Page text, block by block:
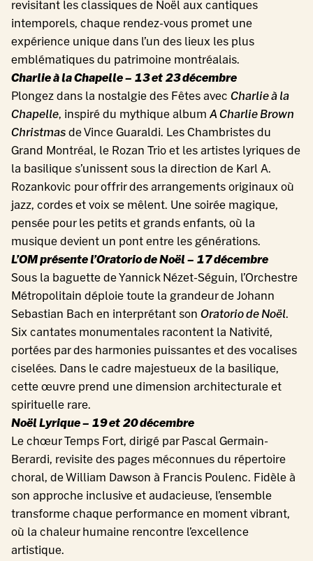
revisitant les classiques de Noël aux cantiques
intemporels, chaque rendez-vous promet une
expérience unique dans l’un des lieux les plus
emblématiques du patrimoine montréalais.
Charlie à la Chapelle – 13 et 23 décembre
Plongez dans la nostalgie des Fêtes avec Charlie à la
Chapelle, inspiré du mythique album A Charlie Brown
Christmas de Vince Guaraldi. Les Chambristes du
Grand Montréal, le Rozan Trio et les artistes lyriques de
la basilique s’unissent sous la direction de Karl A.
Rozankovic pour offrir des arrangements originaux où
jazz, cordes et voix se mêlent. Une soirée magique,
pensée pour les petits et grands enfants, où la
musique devient un pont entre les générations.
L’OM présente l’Oratorio de Noël – 17 décembre
Sous la baguette de Yannick Nézet-Séguin, l’Orchestre
Métropolitain déploie toute la grandeur de Johann
Sebastian Bach en interprétant son Oratorio de Noël.
Six cantates monumentales racontent la Nativité,
portées par des harmonies puissantes et des vocalises
ciselées. Dans le cadre majestueux de la basilique,
cette œuvre prend une dimension architecturale et
spirituelle rare.
Noël Lyrique – 19 et 20 décembre
Le chœur Temps Fort, dirigé par Pascal Germain-
Berardi, revisite des pages méconnues du répertoire
choral, de William Dawson à Francis Poulenc. Fidèle à
son approche inclusive et audacieuse, l’ensemble
transforme chaque performance en moment vibrant,
où la chaleur humaine rencontre l’excellence
artistique.